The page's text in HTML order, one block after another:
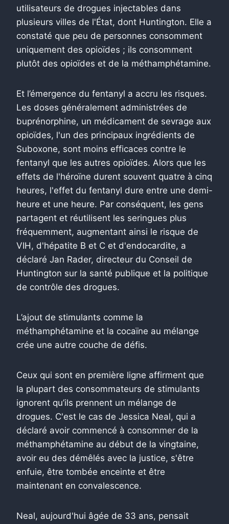
utilisateurs de drogues injectables dans
plusieurs villes de l'État, dont Huntington. Elle a
constaté que peu de personnes consomment
uniquement des opioïdes ; ils consomment
plutôt des opioïdes et de la méthamphétamine.
Et l’émergence du fentanyl a accru les risques.
Les doses généralement administrées de
buprénorphine, un médicament de sevrage aux
opioïdes, l'un des principaux ingrédients de
Suboxone, sont moins efficaces contre le
fentanyl que les autres opioïdes. Alors que les
effets de l'héroïne durent souvent quatre à cinq
heures, l'effet du fentanyl dure entre une demi-
heure et une heure. Par conséquent, les gens
partagent et réutilisent les seringues plus
fréquemment, augmentant ainsi le risque de
VIH, d'hépatite B et C et d'endocardite, a
déclaré Jan Rader, directeur du Conseil de
Huntington sur la santé publique et la politique
de contrôle des drogues.
L’ajout de stimulants comme la
méthamphétamine et la cocaïne au mélange
crée une autre couche de défis.
Ceux qui sont en première ligne affirment que
la plupart des consommateurs de stimulants
ignorent qu’ils prennent un mélange de
drogues. C'est le cas de Jessica Neal, qui a
déclaré avoir commencé à consommer de la
méthamphétamine au début de la vingtaine,
avoir eu des démêlés avec la justice, s'être
enfuie, être tombée enceinte et être
maintenant en convalescence.
Neal, aujourd'hui âgée de 33 ans, pensait